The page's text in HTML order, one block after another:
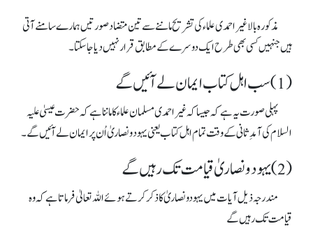
مذکورہ بالا غیر احمدی علماءکی تشریح ماننے سے تین متضاد صورتیں ہمارے سامنے آتی
ہیں جنہیں کسی بھی طرح ایک دوسرے کے مطابق قرار نہیں دیا جاسکتا۔
(1) سب اہل کتاب ایمان لے آئیں گے
پہلی صورت یہ ہے کہ جیسا کہ غیر احمدی مسلمان علماءکا ماننا ہے کہ حضرت عیسیٰ علیہ
السلام کی آمدِ ثانی کے وقت تمام اہل کتاب یعنی یہود و نصاریٰ اُن پر ایمان لے آئیں گے۔
(2) یہود و نصاریٰ قیامت تک رہیں گے
مندرجہ ذیل آیات میں یہودونصاریٰ کا ذکر کرتے ہوئے اللہ تعالیٰ فرماتا ہے کہ وہ
قیامت تک رہیں گے